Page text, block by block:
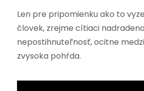
Len pre pripomienku ako to
človek, zrejme cítiaci
nepostihnuteľnosť, ocitne
zvysoka pohŕda.